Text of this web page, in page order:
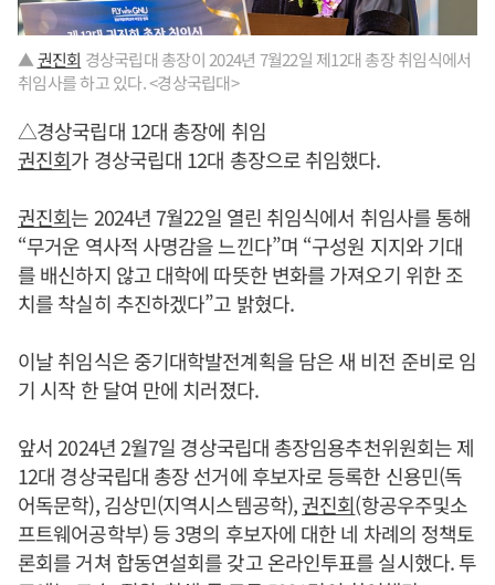
▲권진회 경상국립대 총장이 2024년 7월22일 제12대 총장 취임식에서
취임사를 하고 있다. <경상국립대>
△경상국립대 12대 총장에 취임
권진회가 경상국립대 12대 총장으로 취임했다.
권진회는 2024년 7월22일 열린 취임식에서 취임사를 통해
“무거운 역사적 사명감을 느낀다”며 “구성원 지지와 기대
를 배신하지 않고 대학에 따뜻한 변화를 가져오기 위한 조
치를 착실히 추진하겠다”고 밝혔다.
이날 취임식은 중기대학발전계획을 담은 새 비전 준비로 임
기 시작 한 달여 만에 치러졌다.
앞서 2024년 2월7일 경상국립대 총장임용추천위원회는 제
12대 경상국립대 총장 선거에 후보자로 등록한 신용민(독
어독문학), 김상민(지역시스템공학),권진회(항공우주및소
프트웨어공학부) 등 3명의 후보자에 대한 네 차례의 정책토
론회를 거쳐 합동연설회를 갖고 온라인투표를 실시했다. 투